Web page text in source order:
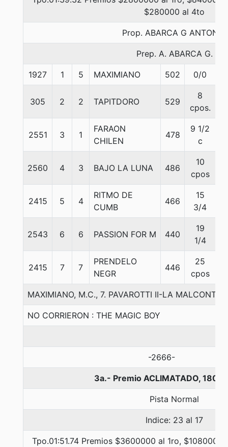
$280000 al 4to
Prop. ABARCA G ANTONIO
Prep. A. ABARCA G.
1927 1 5 MAXIMIANO 502 0/0
305 2 2 TAPITDORO 529
8
cpos.
2551 3 1
FARAON
CHILEN
478
9 1/2
c
2560 4 3 BAJO LA LUNA 486
10
cpos
2415 5 4
RITMO DE
CUMB
466
15
3/4
2543 6 6 PASSION FOR M 440
19
1/4
2415 7 7
PRENDELO
NEGR
446
25
cpos
MAXIMIANO, M.C., 7. PAVAROTTI II-LA
NO CORRIERON : THE MAGIC BOY
-2666-
3a.- Premio ACLIMATADO, 1800
Pista Normal
Indice: 23 al 17
Tpo.01:51.74 Premios $3600000 al 1ro,